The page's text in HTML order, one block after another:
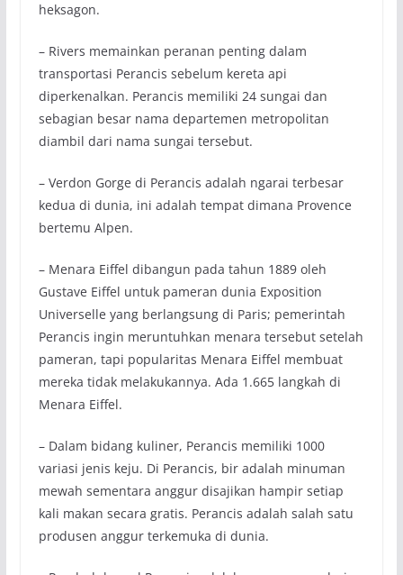
heksagon.
– Rivers memainkan peranan penting dalam
transportasi Perancis sebelum kereta api
diperkenalkan. Perancis memiliki 24 sungai dan
sebagian besar nama departemen metropolitan
diambil dari nama sungai tersebut.
– Verdon Gorge di Perancis adalah ngarai terbesar
kedua di dunia, ini adalah tempat dimana Provence
bertemu Alpen.
– Menara Eiffel dibangun pada tahun 1889 oleh
Gustave Eiffel untuk pameran dunia Exposition
Universelle yang berlangsung di Paris; pemerintah
Perancis ingin meruntuhkan menara tersebut setelah
pameran, tapi popularitas Menara Eiffel membuat
mereka tidak melakukannya. Ada 1.665 langkah di
Menara Eiffel.
– Dalam bidang kuliner, Perancis memiliki 1000
variasi jenis keju. Di Perancis, bir adalah minuman
mewah sementara anggur disajikan hampir setiap
kali makan secara gratis. Perancis adalah salah satu
produsen anggur terkemuka di dunia.